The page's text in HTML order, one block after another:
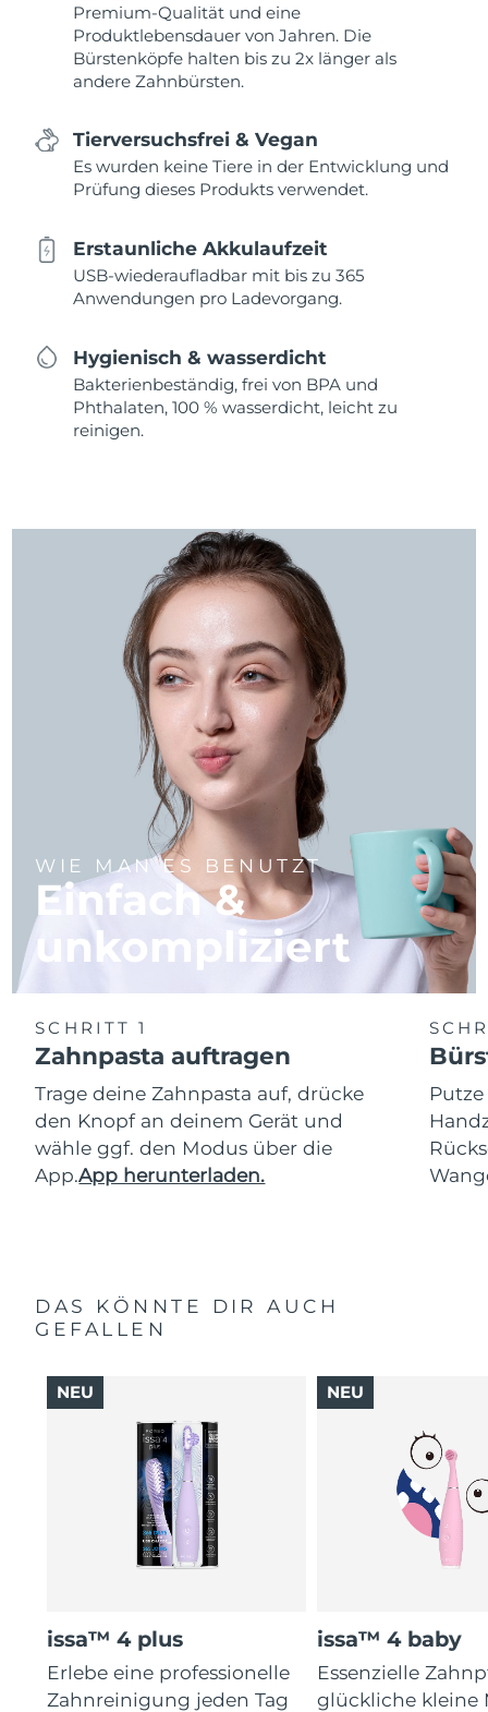
Premium-Qualität und eine
Produktlebensdauer von Jahren. Die
Bürstenköpfe halten bis zu 2x länger als
andere Zahnbürsten.
Tierversuchsfrei & Vegan
Es wurden keine Tiere in der Entwicklung und
Prüfung dieses Produkts verwendet.
Erstaunliche Akkulaufzeit
USB-wiederaufladbar mit bis zu 365
Anwendungen pro Ladevorgang.
Hygienisch & wasserdicht
Bakterienbeständig, frei von BPA und
Phthalaten, 100 % wasserdicht, leicht zu
reinigen.
WIE MAN ES BENUTZT
Einfach &
unkompliziert
SCHRITT 1
Zahnpasta auftragen
Trage deine Zahnpasta auf, drücke
den Knopf an deinem Gerät und
wähle ggf. den Modus über die
App.App herunterladen.
DAS KÖNNTE DIR AUCH
GEFALLEN
issa™ 4 plus
Erlebe eine professionelle
Zahnreinigung jeden Tag
NEU
issa™ 4 baby
Essenzielle
glückliche kleine
NEU